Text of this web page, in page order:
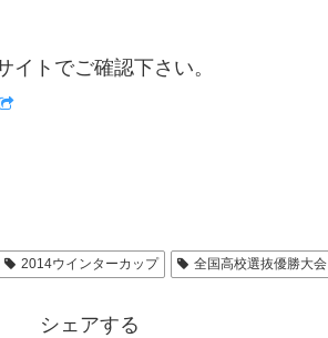
トでご確認下さい。
2014ウインターカップ 全国高校選抜優勝大会
シェアする